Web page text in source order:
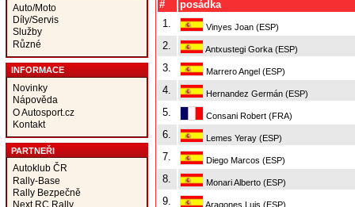
Auto/Moto
Díly/Servis
Služby
Různé
INFORMACE
Novinky
Nápověda
O Autosport.cz
Kontakt
PARTNEŘI
Autoklub ČR
Rally-Base
Rally Bezpečně
Next RC Rally
#
posádka
1.
Vinyes Joan (ESP)
2. Antxustegi Gorka (ESP)
3. Marrero Angel (ESP)
4. Hernandez Germán (ESP)
5. Consani Robert (FRA)
6. Lemes Yeray (ESP)
7. Diego Marcos (ESP)
8. Monari Alberto (ESP)
9. Aragones Luis (ESP)